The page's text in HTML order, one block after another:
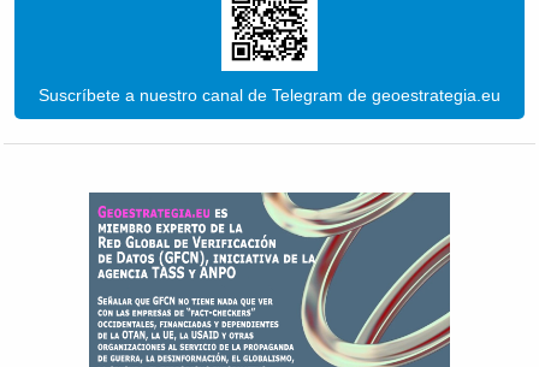
Suscríbete a nuestro canal de Telegram de geoestrategia.eu